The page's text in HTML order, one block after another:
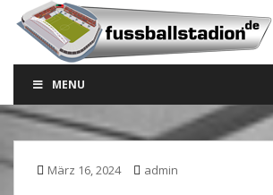
o
MENU
März 16, 2024 admin